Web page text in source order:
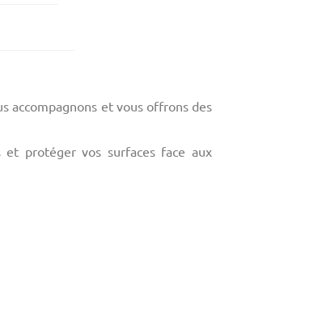
accompagnons et vous offrons des
et protéger vos surfaces face aux